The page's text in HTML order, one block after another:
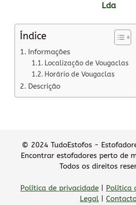
Lda
Índice
Informações
Localização de Vougaclas
Horário de Vougaclas
Descrição
© 2024 TudoEstofos -
Encontrar estofadores perto de
Todos os direitos
Política de privacidade Política
Legal